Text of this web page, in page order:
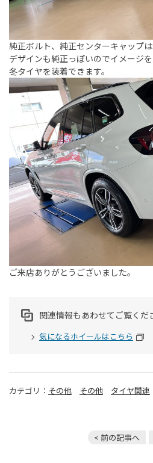
純正ボルト、純正センターキャップは
デザインも純正っぽいのでイメージ
冬タイヤを装着できます。
ご来店ありがとうございました。
関連情報もあわせてご覧くだ
気になるホイールはこちら
カテゴリ： その他 その他 タイヤ関連
< 前の記事へ